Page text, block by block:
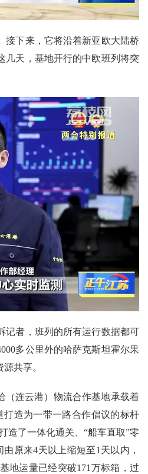
下来，它将沿着新亚欧大陆桥
几天，基地开行的中欧班列将突
者，班列的所有运行数据都可
多公里外的哈萨克斯坦霍尔果
共享。
连云港）物流合作基地承载着
造为一带一路合作倡议的标杆
造了一体化通关、“船车直取”零
原来4天以上缩短至1天以内，
地运量已经突破171万标箱，过